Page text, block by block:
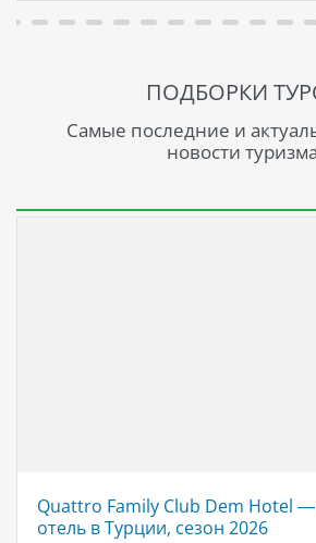
ПОДБОРКИ
Самые последние и
новости
Quattro Family Club Dem Hotel
отель в Турции, сезон 2026